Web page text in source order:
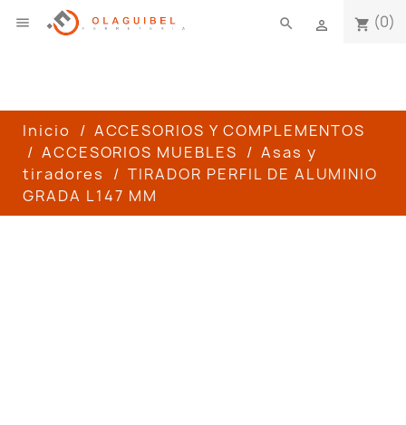
 shopping_cart (0)

search
Inicio
ACCESORIOS Y COMPLEMENTOS
ACCESORIOS MUEBLES
Asas y
tiradores
TIRADOR PERFIL DE ALUMINIO
GRADA L147 MM